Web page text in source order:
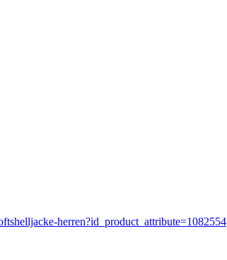
herren?id_product_attribute=1082554